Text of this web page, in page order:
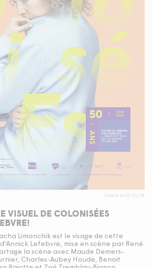
Publié le 23/11/18
VISUEL DE COLONISÉES
Limonchik est le visage de cette
Lefebvre, mise en scène par René
la scène avec Maude Demers-
Charles-Aubey Houde, Benoit